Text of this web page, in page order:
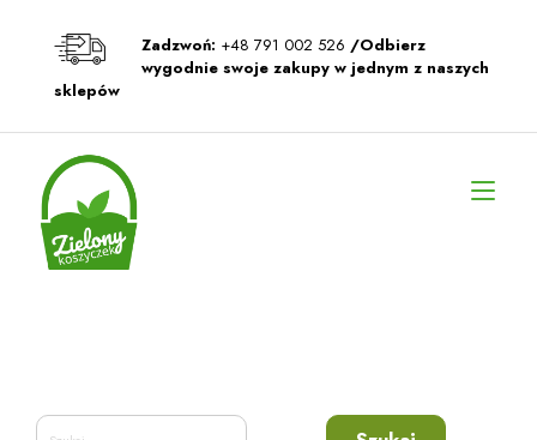
Zadzwoń: +48 791 002 526 /Odbierz
wygodnie swoje zakupy w jednym z naszych
sklepów
Szukaj: